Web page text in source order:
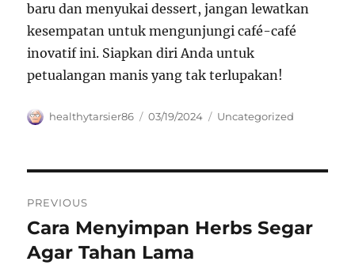
baru dan menyukai dessert, jangan lewatkan
kesempatan untuk mengunjungi café-café
inovatif ini. Siapkan diri Anda untuk
petualangan manis yang tak terlupakan!
Author
healthytarsier86
Posted
03/19/2024 Categories
Uncategorized
pos
PREVIOUS
Previous
post:
Cara Menyimpan Herbs Segar
Agar Tahan Lama